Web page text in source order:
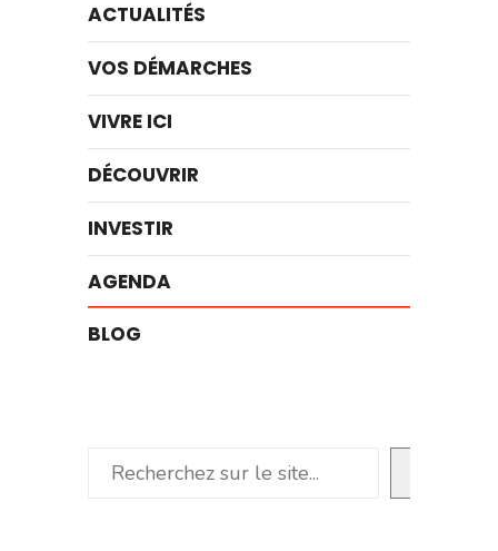
ACTUALITÉS
VOS DÉMARCHES
VIVRE ICI
DÉCOUVRIR
INVESTIR
AGENDA
BLOG
Rechercher